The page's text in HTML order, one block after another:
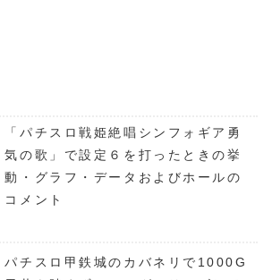
「パチスロ戦姫絶唱シンフォギア勇
気の歌」で設定６を打ったときの挙
動・グラフ・データおよびホールの
コメント
パチスロ甲鉄城のカバネリで1000G